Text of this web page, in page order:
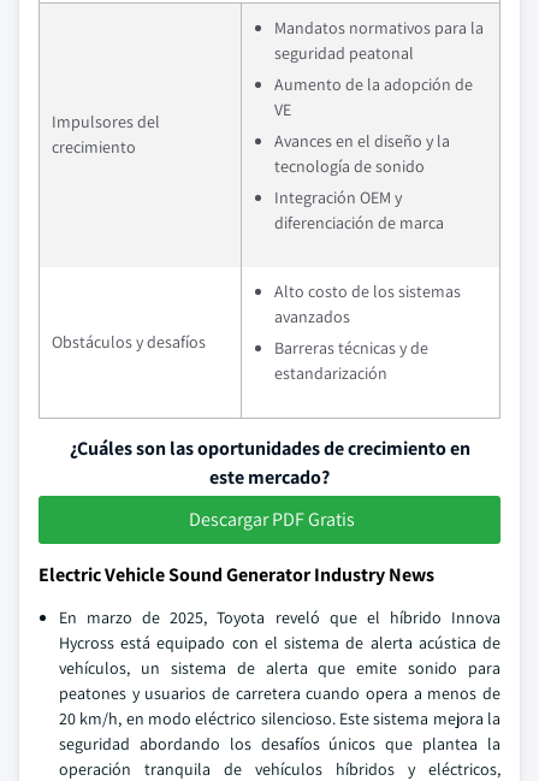
Impulsores del
crecimiento
Mandatos normativos para la
seguridad peatonal
Aumento de la adopción de
VE
Avances en el diseño y la
tecnología de sonido
Integración OEM y
diferenciación de marca
Obstáculos y desafíos
Alto costo de los sistemas
avanzados
Barreras técnicas y de
estandarización
¿Cuáles son las oportunidades de crecimiento en
este mercado?
Descargar PDF Gratis
Electric Vehicle Sound Generator Industry News
En marzo de 2025, Toyota reveló que el híbrido Innova
Hycross está equipado con el sistema de alerta acústica de
vehículos, un sistema de alerta que emite sonido para
peatones y usuarios de carretera cuando opera a menos de
20 km/h, en modo eléctrico silencioso. Este sistema mejora la
seguridad abordando los desafíos únicos que plantea la
operación tranquila de vehículos híbridos y eléctricos,